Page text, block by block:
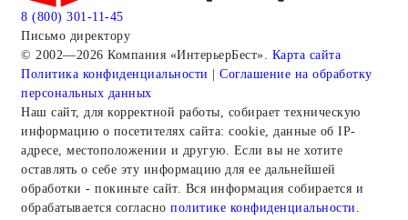
8 (800) 301-11-45
Письмо директору
© 2002—2026 Компания «ИнтерьерБест». Карта сайта
Политика конфиденциальности | Соглашение на обработку
персональных данных
Наш сайт, для корректной работы, собирает техническую
информацию о посетителях сайта: cookie, данные об IP-
адресе, местоположении и другую. Если вы не хотите
оставлять о себе эту информацию для ее дальнейшей
обработки - покиньте сайт. Вся информация собирается и
обрабатывается согласно политике конфиденциальности